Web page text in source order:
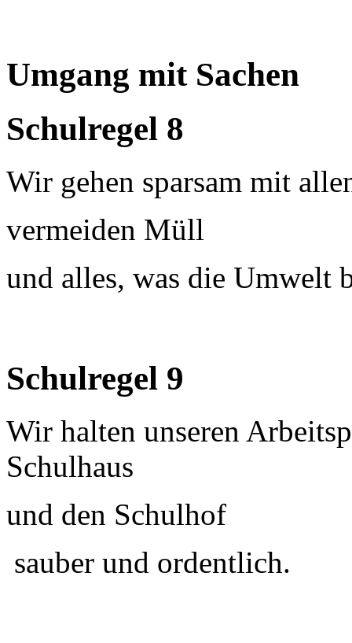
Umgang mit Sachen
Schulregel 8
Wir gehen sparsam mit
vermeiden Müll
und alles, was die Umwelt
Schulregel 9
Wir halten unseren
Schulhaus
und den Schulhof
sauber und ordentlich.